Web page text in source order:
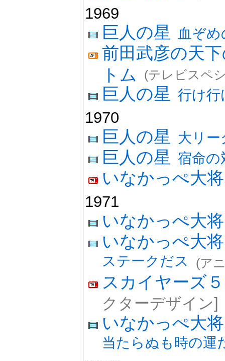
1969
巨人の星 血ぞ
前田武彦の天
トム (テレビスペ
巨人の星 行け行
1970
巨人の星 大リ
巨人の星 宿命の
いなかっぺ大将
1971
いなかっぺ大将
いなかっぺ大
ステークだス (ア
スカイヤーズ５
クターデザイン]
いなかっぺ大
当たらぬも時の運